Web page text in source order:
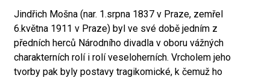
Jindřich Mošna (nar. 1.srpna 1837 v Praze, zemřel
6.května 1911 v Praze) byl ve své době jedním z
předních herců Národního divadla v oboru vážných
charakterních rolí i rolí veseloherních. Vrcholem jeho
tvorby pak byly postavy tragikomické, k čemuž ho